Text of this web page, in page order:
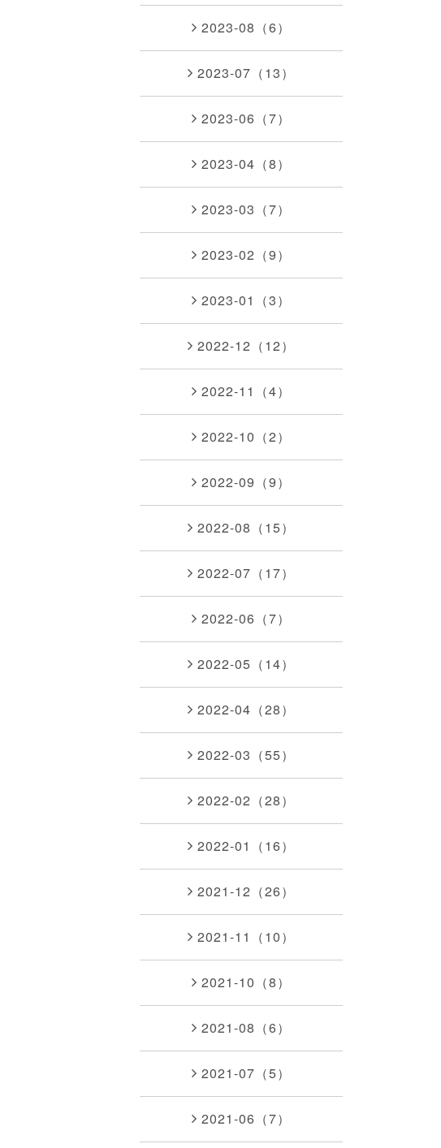
2023-08（6）
2023-07（13）
2023-06（7）
2023-04（8）
2023-03（7）
2023-02（9）
2023-01（3）
2022-12（12）
2022-11（4）
2022-10（2）
2022-09（9）
2022-08（15）
2022-07（17）
2022-06（7）
2022-05（14）
2022-04（28）
2022-03（55）
2022-02（28）
2022-01（16）
2021-12（26）
2021-11（10）
2021-10（8）
2021-08（6）
2021-07（5）
2021-06（7）